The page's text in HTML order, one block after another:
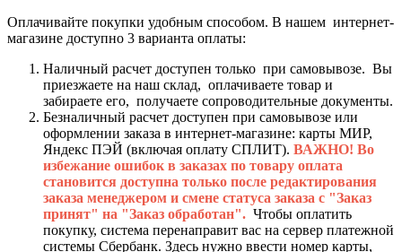
Оплачивайте покупки удобным способом. В нашем интернет-
магазине доступно 3 варианта оплаты:
Наличный расчет доступен только при самовывозе. Вы
приезжаете на наш склад, оплачиваете товар и
забираете его, получаете сопроводительные документы.
Безналичный расчет доступен при самовывозе или
оформлении заказа в интернет-магазине: карты МИР,
Яндекс ПЭЙ (включая оплату СПЛИТ). ВАЖНО! Во
избежание ошибок в заказах по товару оплата
становится доступна только после редактирования
заказа менеджером и смене статуса заказа с "Заказ
принят" на "Заказ обработан". Чтобы оплатить
покупку, система перенаправит вас на сервер платежной
системы Сбербанк. Здесь нужно ввести номер карты,